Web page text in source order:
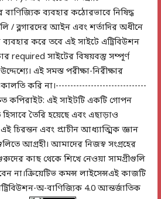
ব্যবহার কঠোরভাবে নিষিদ্ধ
/ ব্লগারদের আইন এবং শর্তাদির অধীনে
ব্যবহার করে তবে এই সাইটে এট্রিবিউশন
required সাইটের বিষয়বস্তু সম্পূর্ণ
এই সমস্ত পরীক্ষা-নিরীক্ষার
করি না।-------------------------------
কপিরাইট: এই সাইটটি একটি গোপন
তৈরি হয়েছে এবং এছাড়াও
চিরন্তন এবং প্রাচীন আধ্যাত্মিক জ্ঞান
আগ্রহী। আমাদের নিজস্ব সংগ্রহের
কাছ থেকে শিখে নেওয়া সামগ্রীগুলি
না।ক্রিয়েটিভ কমন্স লাইসেন্সএই কাজটি
অ-বাণিজ্যিক 4.0 আন্তর্জাতিক